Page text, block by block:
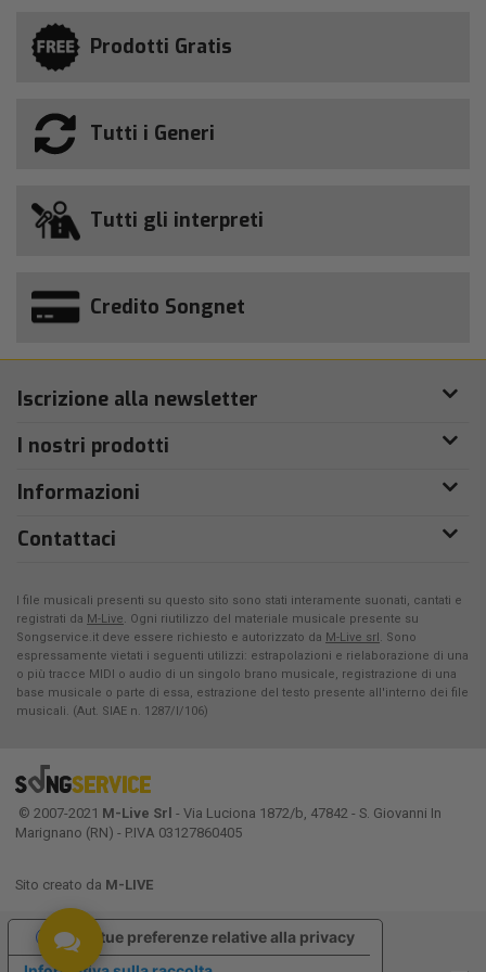
Prodotti Gratis
Tutti i Generi
Tutti gli interpreti
Credito Songnet
Iscrizione alla newsletter
I nostri prodotti
Informazioni
Contattaci
I file musicali presenti su questo sito sono stati interamente suonati, cantati e
registrati da M-Live. Ogni riutilizzo del materiale musicale presente su
Songservice.it deve essere richiesto e autorizzato da M-Live srl. Sono
espressamente vietati i seguenti utilizzi: estrapolazioni e rielaborazione di una
o più tracce MIDI o audio di un singolo brano musicale, registrazione di una
base musicale o parte di essa, estrazione del testo presente all'interno dei file
musicali. (Aut. SIAE n. 1287/I/106)
© 2007-2021 M-Live Srl - Via Luciona 1872/b, 47842 - S. Giovanni In
Marignano (RN) - P.IVA 03127860405
Sito creato da M-LIVE
Le tue preferenze relative alla privacy